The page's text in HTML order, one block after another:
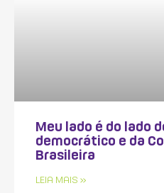
Meu lado é do lado
democrático e da
Brasileira
LEIA MAIS »